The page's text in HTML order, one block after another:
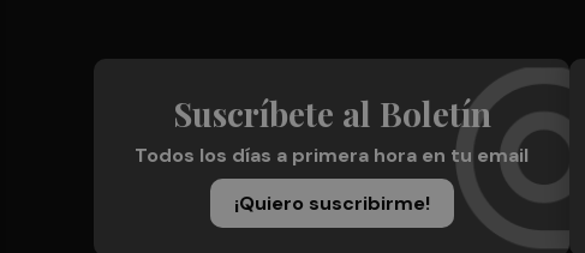
Suscríbete al Boletín
Todos los días a primera hora en tu email
¡Quiero suscribirme!